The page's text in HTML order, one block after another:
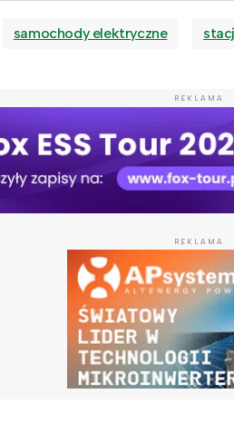
samochody elektryczne
REKLAMA
REKLAMA